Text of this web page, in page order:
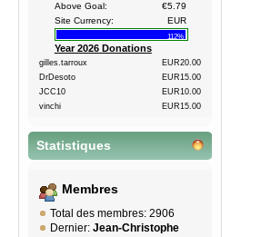
Above Goal:
€5.79
Site Currency:
EUR
112%
Year 2026 Donations
gilles.tarroux
EUR20.00
DrDesoto
EUR15.00
JCC10
EUR10.00
vinchi
EUR15.00
Statistiques
Membres
Total des membres: 2906
Dernier: Jean-Christophe